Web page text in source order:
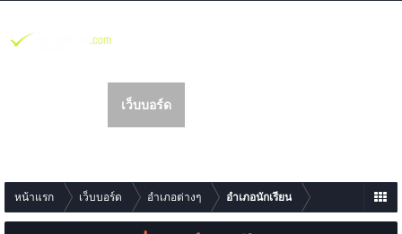
หน้าแรก เว็บบอร์ด อำเภอต่างๆ อำเภอนักเรียน
เว็บบอร์ด